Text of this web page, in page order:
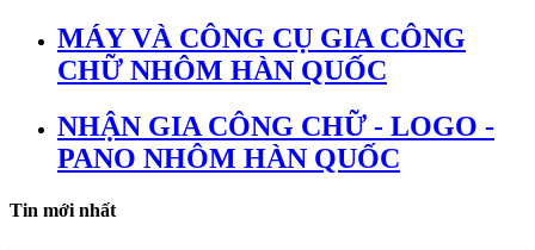
MÁY VÀ CÔNG CỤ GIA CÔNG
CHỮ NHÔM HÀN QUỐC
NHẬN GIA CÔNG CHỮ - LOGO -
PANO NHÔM HÀN QUỐC
Tin mới nhất